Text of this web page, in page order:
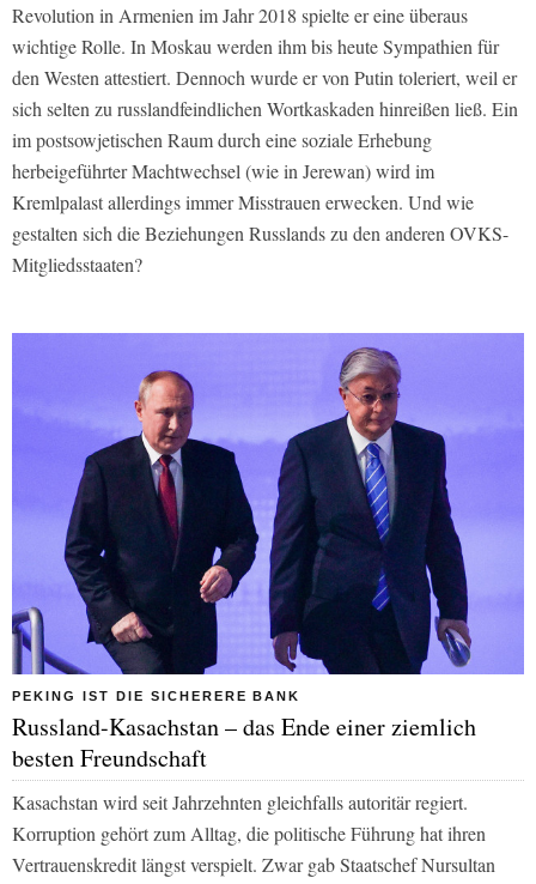
Revolution in Armenien im Jahr 2018 spielte er eine überaus
wichtige Rolle. In Moskau werden ihm bis heute Sympathien für
den Westen attestiert. Dennoch wurde er von Putin toleriert, weil er
sich selten zu russlandfeindlichen Wortkaskaden hinreißen ließ. Ein
im postsowjetischen Raum durch eine soziale Erhebung
herbeigeführter Machtwechsel (wie in Jerewan) wird im
Kremlpalast allerdings immer Misstrauen erwecken. Und wie
gestalten sich die Beziehungen Russlands zu den anderen OVKS-
Mitgliedsstaaten?
PEKING IST DIE SICHERERE BANK
Russland-Kasachstan – das Ende einer ziemlich
besten Freundschaft
Kasachstan wird seit Jahrzehnten gleichfalls autoritär regiert.
Korruption gehört zum Alltag, die politische Führung hat ihren
Vertrauenskredit längst verspielt. Zwar gab Staatschef Nursultan